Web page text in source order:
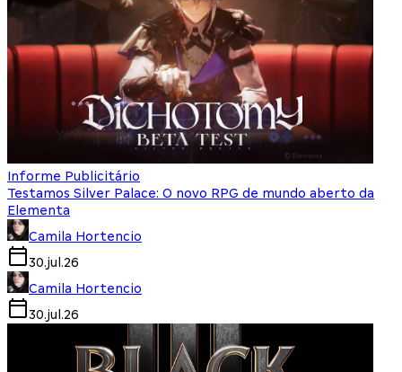
Informe Publicitário
Testamos Silver Palace: O novo RPG de mundo aberto da
Elementa
Camila Hortencio
30.jul.26
Camila Hortencio
30.jul.26